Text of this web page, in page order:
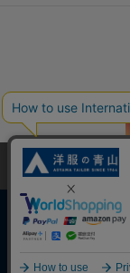
Copyright ©
当サイトでは、快適
しています。閲覧を
します。詳細について